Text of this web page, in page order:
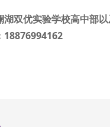
湖双优实验学校高中部
18876994162